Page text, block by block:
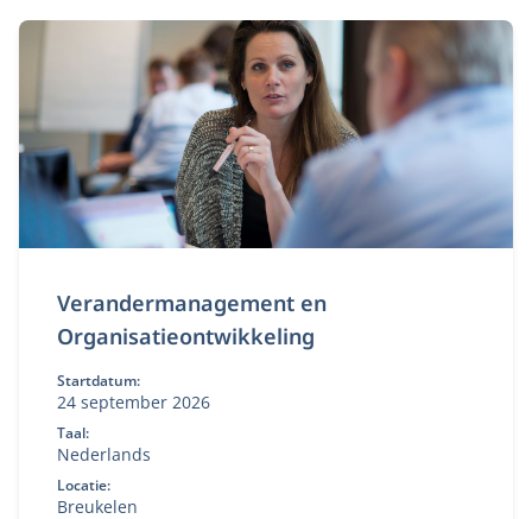
Verandermanagement en
Organisatieontwikkeling
Startdatum:
24 september 2026
Taal:
Nederlands
Locatie:
Breukelen